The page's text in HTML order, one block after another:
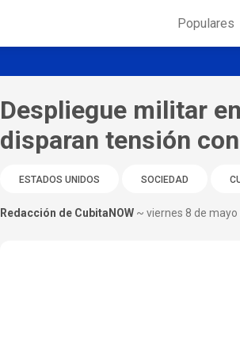
Populares
Despliegue militar
disparan tensión
ESTADOS UNIDOS SOCIEDAD
Redacción de CubitaNOW ~ viernes 8 de mayo